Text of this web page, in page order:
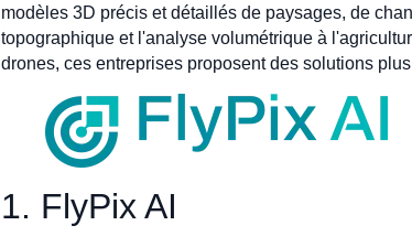
modèles 3D précis et détaillés de paysages, de
topographique et l'analyse volumétrique à
drones, ces entreprises proposent des solutions
1. FlyPix AI